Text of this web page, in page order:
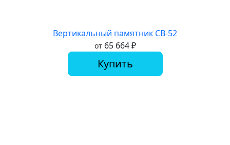
Вертикальный памятник СВ-52
от 65 664₽
Купить